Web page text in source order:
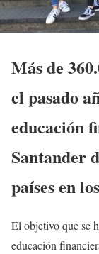
Más de
el pasado
educación
Santander
países en
El objetivo que se
educación